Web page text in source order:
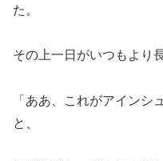
た。
その上一日がいつもより
「ああ、これがアインシ
と、